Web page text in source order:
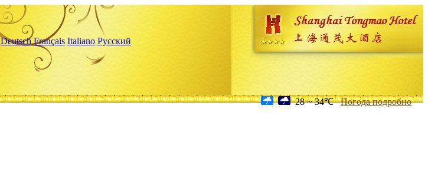
Deutsch Français Italiano Русский
28 ~ 34℃ Погода подробно